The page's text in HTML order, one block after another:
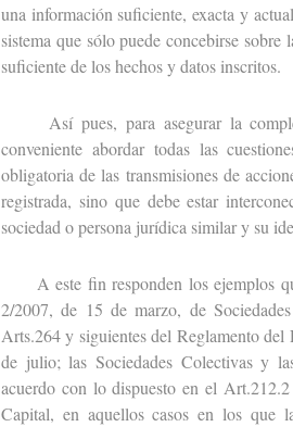
una información suficiente, exacta y
sistema que sólo puede concebirse
suficiente de los hechos y datos inscritos.
Así pues, para asegurar la
conveniente abordar todas las
obligatoria de las transmisiones de
registrada, sino que debe estar
sociedad o persona jurídica similar y su
A este fin responden los ejemplos
2/2007, de 15 de marzo, de
Arts.264 y siguientes del Reglamento
de julio; las Sociedades Colectivas y
acuerdo con lo dispuesto en el
Capital, en aquellos casos en los que